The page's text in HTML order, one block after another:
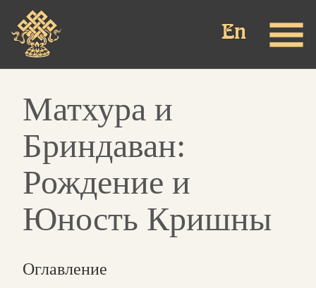
основному
содержанию
Матхура и
Бриндаван:
Рождение и
Юность Кришны
Оглавление